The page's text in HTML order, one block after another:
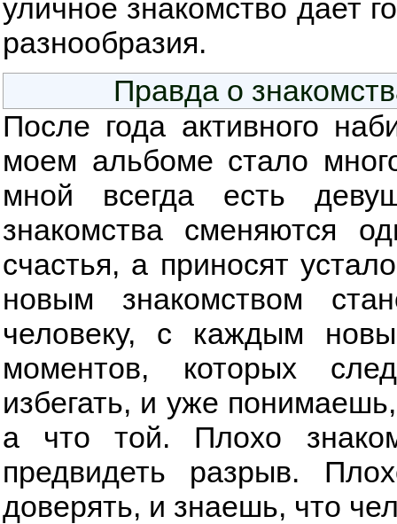
уличное знакомство дает
разнообразия.
Правда о
После года активного
моем альбоме стало
мной всегда есть
знакомства сменяются
счастья, а приносят
новым знакомством
человеку, с каждым
моментов, которых
избегать, и уже
а что той. Плохо
предвидеть разрыв.
доверять, и знаешь, что